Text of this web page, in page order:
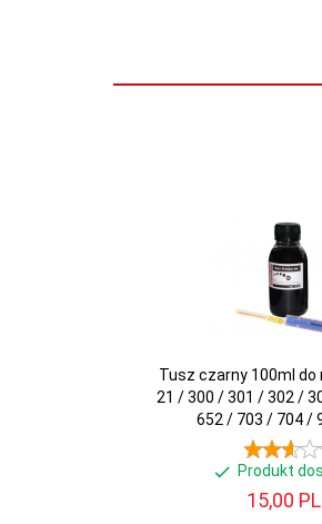
Tusz czarny 100ml do
21 / 300 / 301 / 302 /
652 / 703 / 704 /
Produkt
15,00